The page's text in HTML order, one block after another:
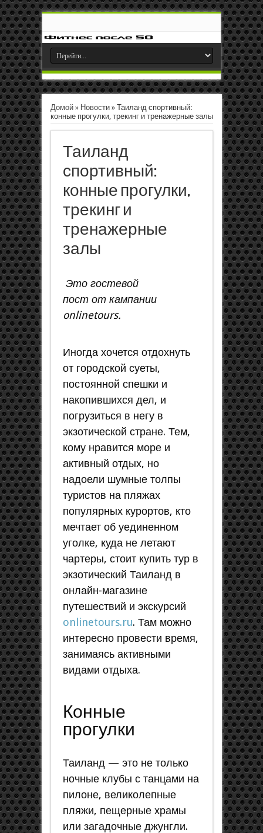
Домой» Новости» Таиланд спортивный:
конные прогулки, трекинг и тренажерные залы
Таиланд
спортивный:
конные прогулки,
трекинг и
тренажерные
залы
Это гостевой
пост от кампании
onlinetours.
Иногда хочется отдохнуть
от городской суеты,
постоянной спешки и
накопившихся дел, и
погрузиться в негу в
экзотической стране. Тем,
кому нравится море и
активный отдых, но
надоели шумные толпы
туристов на пляжах
популярных курортов, кто
мечтает об уединенном
уголке, куда не летают
чартеры, стоит купить тур в
экзотический Таиланд в
онлайн-магазине
путешествий и экскурсий
onlinetours.ru. Там можно
интересно провести время,
занимаясь активными
видами отдыха.
Конные
прогулки
Таиланд — это не только
ночные клубы с танцами на
пилоне, великолепные
пляжи, пещерные храмы
или загадочные джунгли.